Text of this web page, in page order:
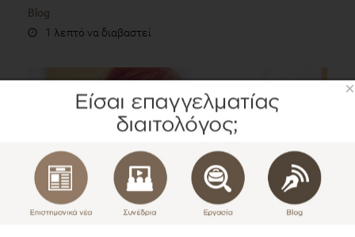
Blog
1 λεπτό να διαβαστεί
×